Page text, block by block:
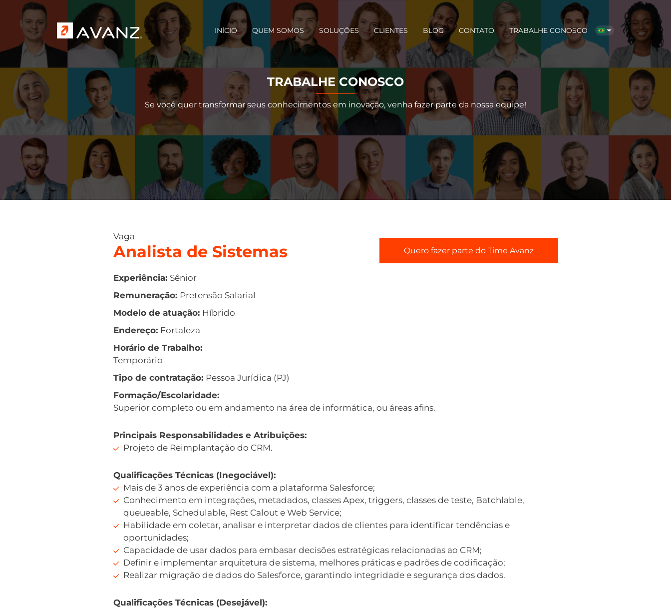
Pular para o conteúdo principal
Navegação principal
INÍCIO QUEM SOMOS SOLUÇÕES CLIENTES BLOG CONTATO TRABALHE CONOSCO
TRABALHE CONOSCO
Se você quer transformar seus conhecimentos em inovação, venha fazer parte da nossa equipe!
Vaga
Analista de Sistemas Quero fazer parte do Time Avanz
Experiência: Sênior
Remuneração: Pretensão Salarial
Modelo de atuação: Híbrido
Endereço: Fortaleza
Horário de Trabalho:
Temporário
Tipo de contratação: Pessoa Jurídica (PJ)
Formação/Escolaridade:
Superior completo ou em andamento na área de informática, ou áreas afins.
Principais Responsabilidades e Atribuições:
Projeto de Reimplantação do CRM.
Qualificações Técnicas (Inegociável):
Mais de 3 anos de experiência com a plataforma Salesforce;
Conhecimento em integrações, metadados, classes Apex, triggers, classes de teste, Batchlable,
queueable, Schedulable, Rest Calout e Web Service;
Habilidade em coletar, analisar e interpretar dados de clientes para identificar tendências e
oportunidades;
Capacidade de usar dados para embasar decisões estratégicas relacionadas ao CRM;
Definir e implementar arquitetura de sistema, melhores práticas e padrões de codificação;
Realizar migração de dados do Salesforce, garantindo integridade e segurança dos dados.
Qualificações Técnicas (Desejável):